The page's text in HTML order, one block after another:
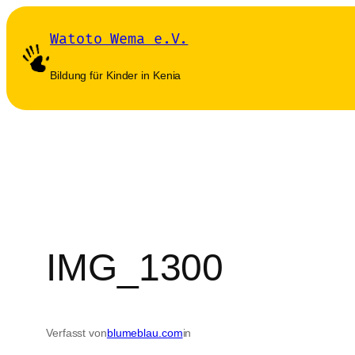
Zum
Inhalt
springen
Watoto Wema e.V.
Bildung für Kinder in Kenia
IMG_1300
Verfasst vonblumeblau.comin